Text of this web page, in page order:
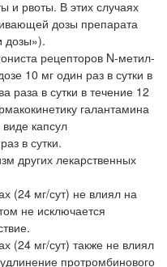
и рвоты. В этих случаях
дозы препарата
дозы»).
рецепторов N-метил-
10 мг один раз в сутки в
раза в сутки в течение 12
галантамина
капсул
в сутки.
других лекарственных
(24 мг/сут) не влиял на
не исключается
(24 мг/сут) также не влиял
протромбинового